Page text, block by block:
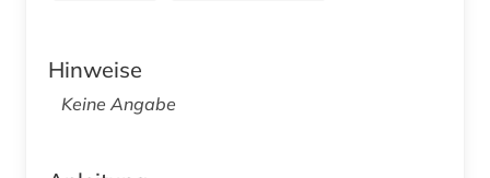
Hinweise
Keine Angabe